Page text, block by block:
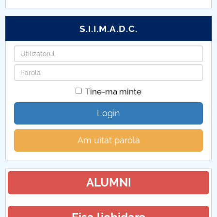
Hotărâri Senat din 21 noiembrie 2022
Hotărâri Senat din 24 octombrie 2022
Hotărâri Senat din 30 septembrie 2022
Hotărâri Senat din 16 septembrie 2022
Hotărâri Senat din 25 iulie 2022
Hotărâri Senat din 30 iunie 2022
Hotărâri Senat din 15 iunie 2022
Hotărâri Senat din 30 mai 2022
S.I.I.M.A.D.C.
Utilizatorul
Parola
Tine-ma minte
Login
Am uitat parola
ALUMNI